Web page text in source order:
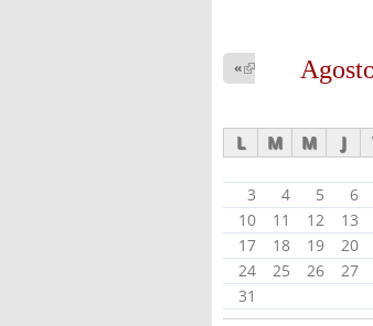
«
external)
L M M J
3
4 5 6
10
11 12 13
17
18 19 20
24
25 26 27
31